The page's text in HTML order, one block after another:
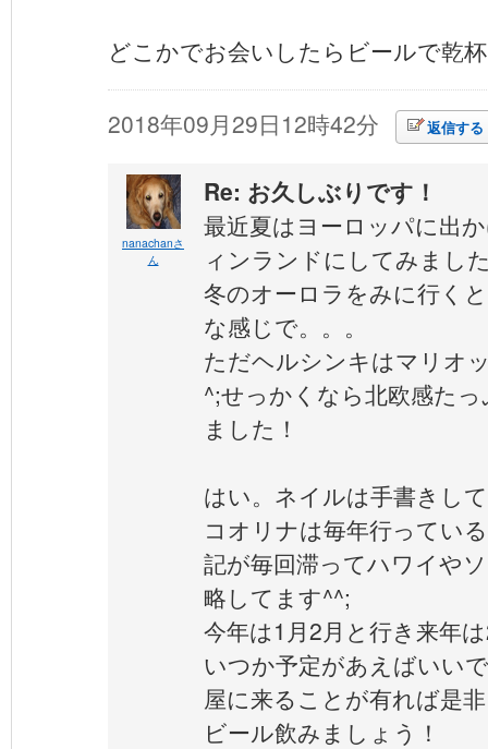
どこかでお会いしたらビールで乾
2018年09月29日12時42分 返信する
nanachanさ
ん
Re: お久しぶりです！
最近夏はヨーロッパに出
ィンランドにしてみまし
冬のオーロラをみに行く
な感じで。。。
ただヘルシンキはマリオ
^;せっかくなら北欧感た
ました！
はい。ネイルは手書きし
コオリナは毎年行ってい
記が毎回滞ってハワイや
略してます^^;
今年は1月2月と行き来年
いつか予定があえばいい
屋に来ることが有れば是
ビール飲みましょう！